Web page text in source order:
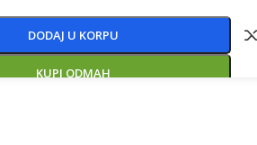
DODAJ U KORPU
KUPI ODMAH